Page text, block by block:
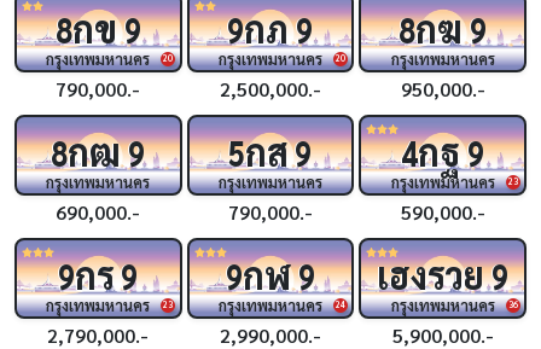
20
8กข9
กรุงเทพมหานคร
790,000.-
20
9กภ9
กรุงเทพมหานคร
2,500,000.-
8กฆ9
กรุงเทพมหานคร
950,000.-
8กฒ9
กรุงเทพมหานคร
690,000.-
5กส9
กรุงเทพมหานคร
790,000.-
23
4กฐ9
กรุงเทพมหานคร
590,000.-
23
9กร9
กรุงเทพมหานคร
2,790,000.-
24
9กฬ9
กรุงเทพมหานคร
2,990,000.-
36
เฮงรวย9
กรุงเทพมหานคร
5,900,000.-